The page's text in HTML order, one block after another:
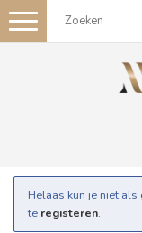
Toggle
navigation
Helaas kun je niet
te registeren.